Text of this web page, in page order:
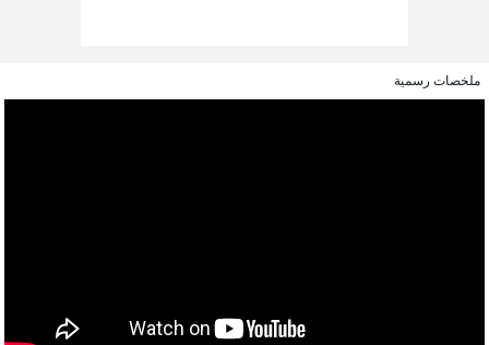
ملخصات رسمية